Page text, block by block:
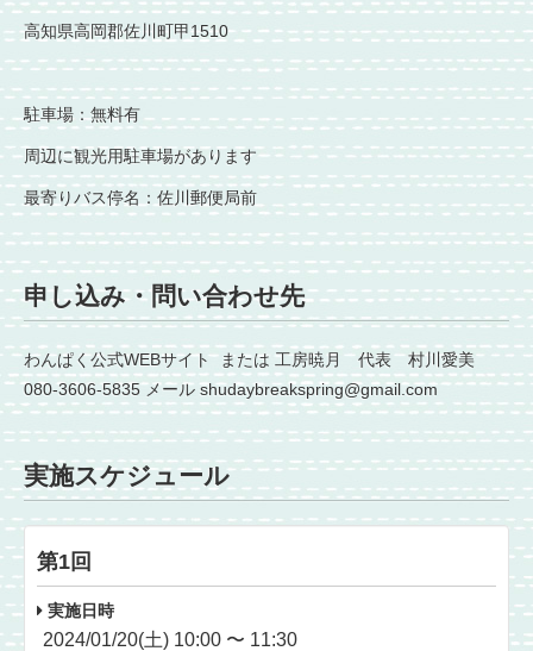
高知県高岡郡佐川町甲1510
駐車場：無料有
周辺に観光用駐車場があります
最寄りバス停名：佐川郵便局前
申し込み・問い合わせ先
わんぱく公式WEBサイト または 工房暁月 代表 村川愛美
080-3606-5835 メール shudaybreakspring@gmail.com
実施スケジュール
第1回
実施日時
2024/01/20(土) 10:00 〜 11:30